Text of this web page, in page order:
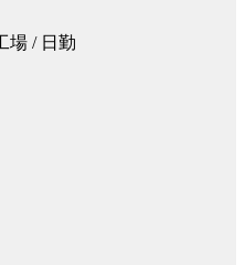
場 / 日勤